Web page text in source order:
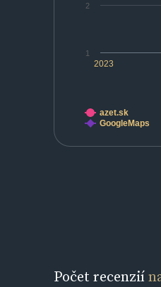
2023
1
2
azet.sk
GoogleMaps
Počet recenzií